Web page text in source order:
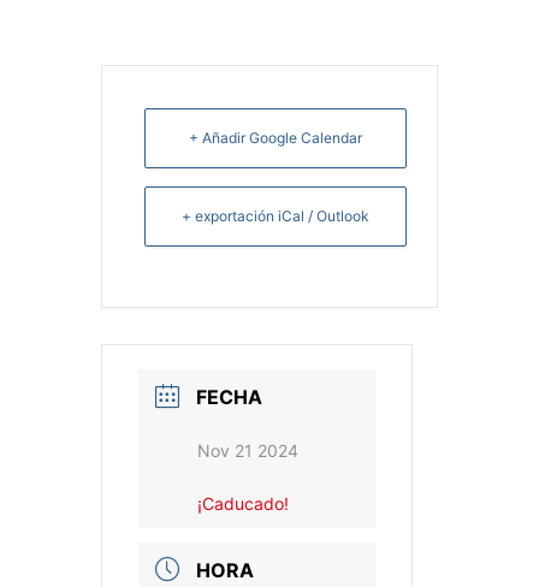
+ Añadir Google Calendar
+ exportación iCal / Outlook
FECHA
Nov 21 2024
¡Caducado!
HORA